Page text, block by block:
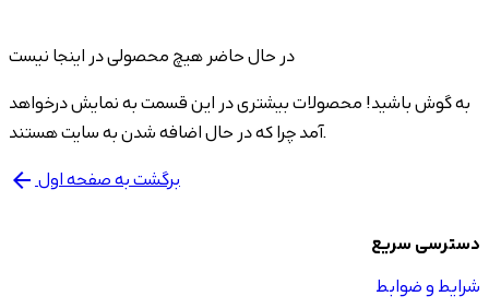
در حال حاضر هیچ محصولی در اینجا نیست
به گوش باشید! محصولات بیشتری در این قسمت به نمایش درخواهد
آمد چرا که در حال اضافه شدن به سایت هستند.
arrow_back برگشت به صفحه اول
دسترسی سریع
شرایط و ضوابط